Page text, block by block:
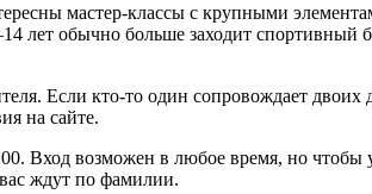
мастер-классы с крупными
обычно больше заходит спортивный
Если кто-то один сопровождает
на сайте.
Вход возможен в любое время, но
ждут по фамилии.